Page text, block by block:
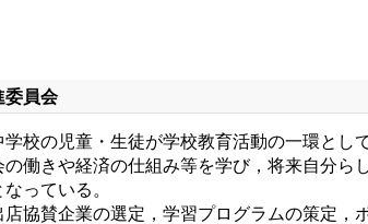
委員会
校の児童・生徒が学校教育活動の一環とし
働きや経済の仕組み等を学び，将来自分ら
っている。
協賛企業の選定，学習プログラムの策定，